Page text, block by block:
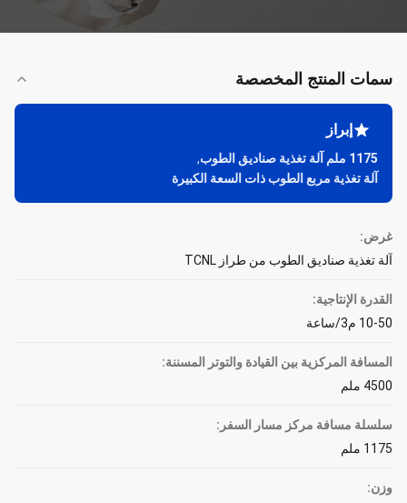
سمات المنتج المخصصة
إبراز
1175 ملم آلة تغذية صناديق الطوب
,
آلة تغذية مربع الطوب ذات السعة الكبيرة
غرض:
آلة تغذية صناديق الطوب من طراز TCNL
القدرة الإنتاجية:
10-50 م3/ساعة
المسافة المركزية بين القيادة والتوتر المسننة:
4500 ملم
سلسلة مسافة مركز مسار السفر:
1175 ملم
وزن: